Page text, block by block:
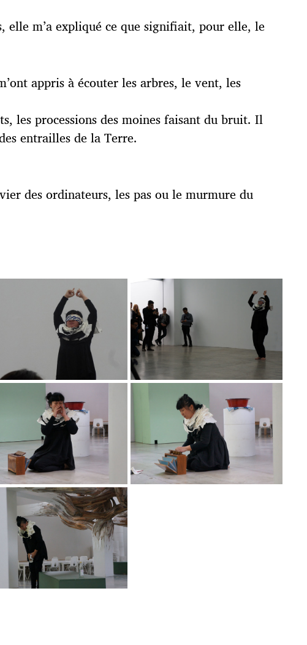
elle m’a expliqué ce que signifiait, pour elle, le
appris à écouter les arbres, le vent, les
les processions des moines faisant du bruit. Il
entrailles de la Terre.
des ordinateurs, les pas ou le murmure du